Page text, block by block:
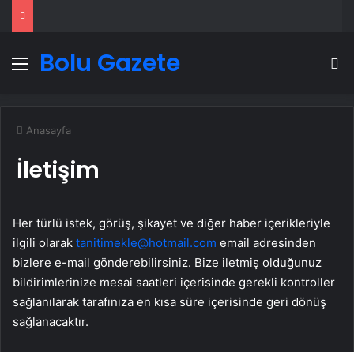
Menü
Bolu Gazete
Anasayfa
İletişim
Her türlü istek, görüş, şikayet ve diğer haber içerikleriyle
ilgili olarak tanitimekle@hotmail.com email adresinden
bizlere e-mail gönderebilirsiniz. Bize iletmiş olduğunuz
bildirimlerinize mesai saatleri içerisinde gerekli kontroller
sağlanılarak tarafınıza en kısa süre içerisinde geri dönüş
sağlanacaktır.